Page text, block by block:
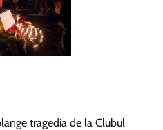
tragedia de la Clubul